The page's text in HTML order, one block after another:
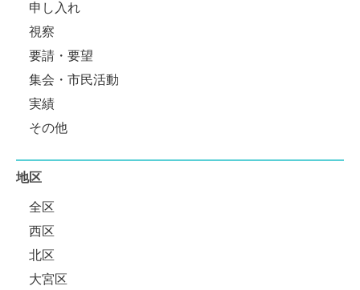
申し入れ
視察
要請・要望
集会・市民活動
実績
その他
地区
全区
西区
北区
大宮区